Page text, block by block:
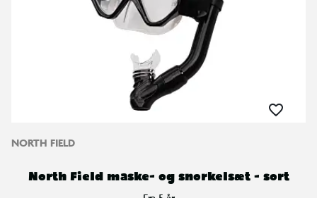
NORTH FIELD
North Field maske- og snorkelsæt - sort